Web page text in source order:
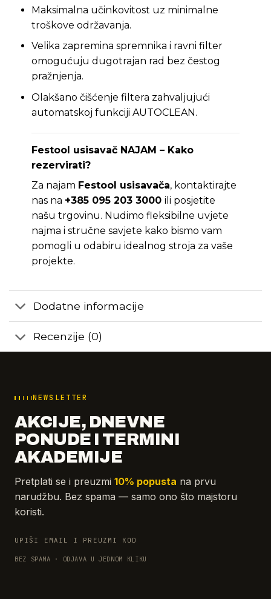
Maksimalna učinkovitost uz minimalne
troškove održavanja.
Velika zapremina spremnika i ravni filter
omogućuju dugotrajan rad bez čestog
pražnjenja.
Olakšano čišćenje filtera zahvaljujući
automatskoj funkciji AUTOCLEAN.
Festool usisavač NAJAM – Kako
rezervirati?
Za najam Festool usisavača, kontaktirajte
nas na +385 095 203 3000 ili posjetite
našu trgovinu. Nudimo fleksibilne uvjete
najma i stručne savjete kako bismo vam
pomogli u odabiru idealnog stroja za vaše
projekte.
Dodatne informacije
Recenzije (0)
NEWSLETTER
AKCIJE, DNEVNE
PONUDE I TERMINI
AKADEMIJE
Pretplati se i preuzmi 10% popusta na prvu
narudžbu. Bez spama — samo ono što majstoru
koristi.
UPIŠI EMAIL I PREUZMI KOD
BEZ SPAMA · ODJAVA U JEDNOM KLIKU